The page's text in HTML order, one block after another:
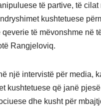
të partive, të cilat
kushtetuese
qeverie të mëvonshme në
Rangjeloviq.
një intervistë për media,
kushtetuese që janë
dhe kusht për